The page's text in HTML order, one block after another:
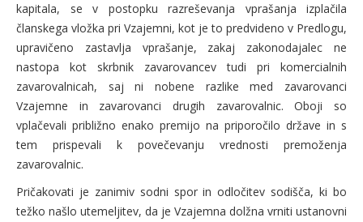
kapitala, se v postopku razreševanja vprašanja izplačila
članskega vložka pri Vzajemni, kot je to predvideno v Predlogu,
upravičeno zastavlja vprašanje, zakaj zakonodajalec ne
nastopa kot skrbnik zavarovancev tudi pri komercialnih
zavarovalnicah, saj ni nobene razlike med zavarovanci
Vzajemne in zavarovanci drugih zavarovalnic. Oboji so
vplačevali približno enako premijo na priporočilo države in s
tem prispevali k povečevanju vrednosti premoženja
zavarovalnic.
Pričakovati je zanimiv sodni spor in odločitev sodišča, ki bo
težko našlo utemeljitev, da je Vzajemna dolžna vrniti ustanovni